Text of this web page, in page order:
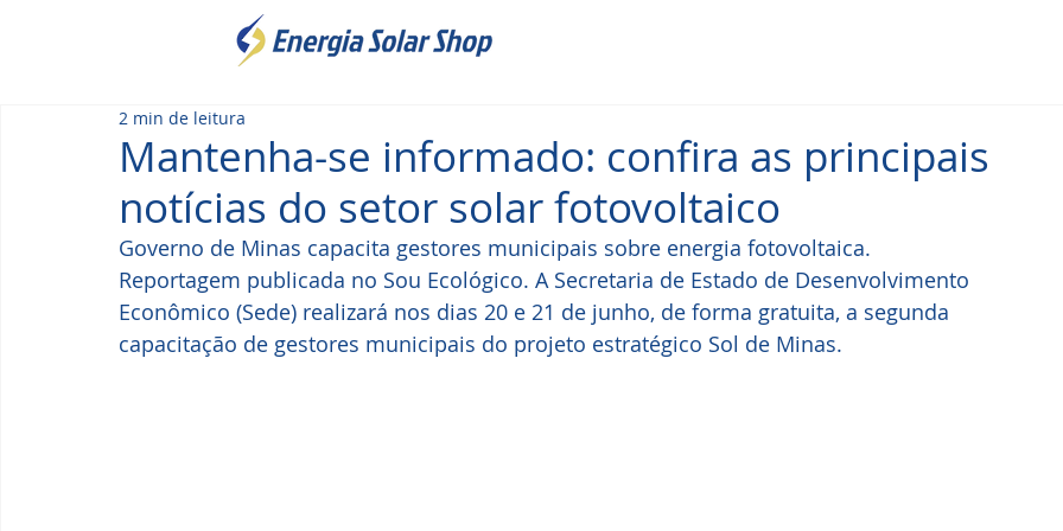
Mantenha-se informado: confira as principais
notícias do setor solar fotovoltaico
2 min de leitura
Governo de Minas capacita gestores municipais sobre energia fotovoltaica.
Reportagem publicada no Sou Ecológico. A Secretaria de Estado de Desenvolvimento
Econômico (Sede) realizará nos dias 20 e 21 de junho, de forma gratuita, a segunda
capacitação de gestores municipais do projeto estratégico Sol de Minas.